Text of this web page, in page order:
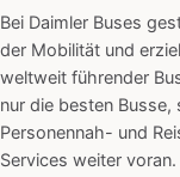
Bei Daimler Buses
der Mobilität und
weltweit führender
nur die besten
Personennah- und
Services weiter